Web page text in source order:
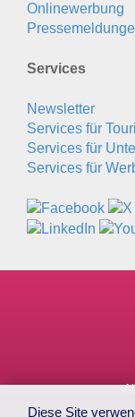
Onlinewerbung
Services
Newsletter
Services für
Services für
Services für
Diese Site